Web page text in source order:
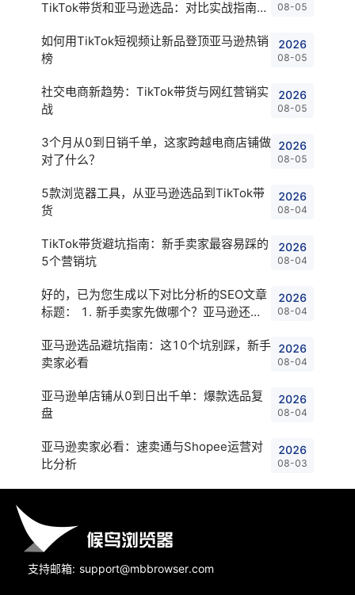
TikTok带货和亚马逊选品：对比实战指南
08-05
如何用TikTok短视频让新品登顶亚马逊热销
榜
2026
08-05
社交电商新趋势：TikTok带货与网红营销实
战
2026
08-05
3个月从0到日销千单，这家跨越电商店铺做
对了什么？
2026
08-05
5款浏览器工具，从亚马逊选品到TikTok带
货
2026
08-04
TikTok带货避坑指南：新手卖家最容易踩的
5个营销坑
2026
08-04
好的，已为您生成以下对比分析的SEO文章
标题： 1. 新手卖家先做哪个？亚马逊还是
2026
08-04
亚马逊选品避坑指南：这10个坑别踩，新手
卖家必看
2026
08-04
亚马逊单店铺从0到日出千单：爆款选品复
盘
2026
08-04
亚马逊卖家必看：速卖通与Shopee运营对
比分析
2026
08-03
支持邮箱: support@mbbrowser.com